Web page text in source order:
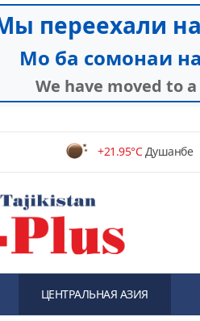
+21.95°CДушанбе
ЦЕНТРАЛЬНАЯ АЗИЯ